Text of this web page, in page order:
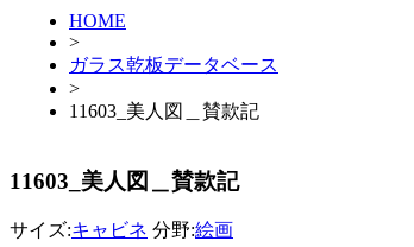
HOME
>
ガラス乾板データベース
>
11603_美人図＿賛款記
11603_美人図＿賛款記
サイズ:キャビネ 分野:絵画